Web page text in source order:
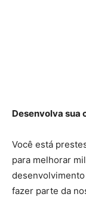
Desenvolva sua
Você está
para melhorar
fazer parte da